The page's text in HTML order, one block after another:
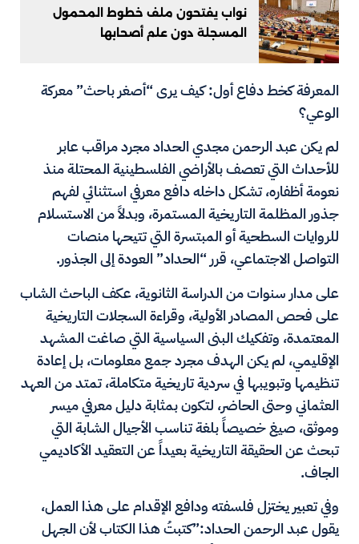
نواب يفتحون ملف خطوط المحمول
المسجلة دون علم أصحابها
المعرفة كخط دفاع أول: كيف يرى “أصغر باحث” معركة
الوعي؟
لم يكن عبد الرحمن مجدي الحداد مجرد مراقب عابر
للأحداث التي تعصف بالأراضي الفلسطينية المحتلة منذ
نعومة أظفاره، تشكل داخله دافع معرفي استثنائي لفهم
جذور المظلمة التاريخية المستمرة، وبدلاً من الاستسلام
للروايات السطحية أو المبتسرة التي تتيحها منصات
التواصل الاجتماعي، قرر “الحداد” العودة إلى الجذور.
على مدار سنوات من الدراسة الثانوية، عكف الباحث الشاب
على فحص المصادر الأولية، وقراءة السجلات التاريخية
المعتمدة، وتفكيك البنى السياسية التي صاغت المشهد
الإقليمي، لم يكن الهدف مجرد جمع معلومات، بل إعادة
تنظيمها وتبويبها في سردية تاريخية متكاملة، تمتد من العهد
العثماني وحتى الحاضر، لتكون بمثابة دليل معرفي ميسر
وموثق، صيغ خصيصاً بلغة تناسب الأجيال الشابة التي
تبحث عن الحقيقة التاريخية بعيداً عن التعقيد الأكاديمي
الجاف.
وفي تعبير يختزل فلسفته ودافع الإقدام على هذا العمل،
يقول عبد الرحمن الحداد:”كتبتُ هذا الكتاب لأن الجهل